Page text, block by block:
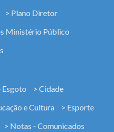
> Plano Diretor
Ministério Público
Esgoto
> Cidade
e Cultura
> Esporte
> Notas - Comunicados